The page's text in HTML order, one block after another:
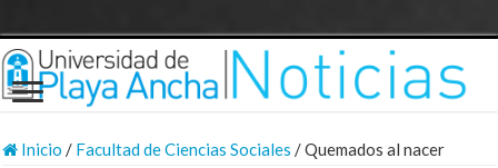
Inicio / Facultad de Ciencias Sociales /Quemados al nacer